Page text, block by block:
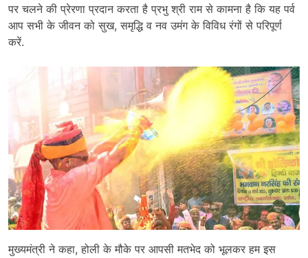
पर चलने की प्रेरणा प्रदान करता है प्रभु श्री राम से कामना है कि यह पर्व
आप सभी के जीवन को सुख, समृद्धि व नव उमंग के विविध रंगों से परिपूर्ण
करें.
मुख्यमंत्री ने कहा, होली के मौके पर आपसी मतभेद को भूलकर हम इस